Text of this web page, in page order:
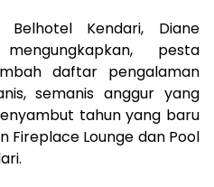
Belhotel Kendari, Diane
pesta
daftar pengalaman
semanis anggur yang
tahun yang baru
Fireplace Lounge dan Pool